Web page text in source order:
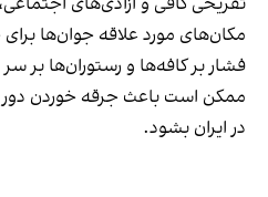
مکان‌های مورد علاقه جوان‌ها
فشار بر کافه‌ها و رستوران‌ها بر
ممکن است باعث جرقه خوردن
در ایران بشود.